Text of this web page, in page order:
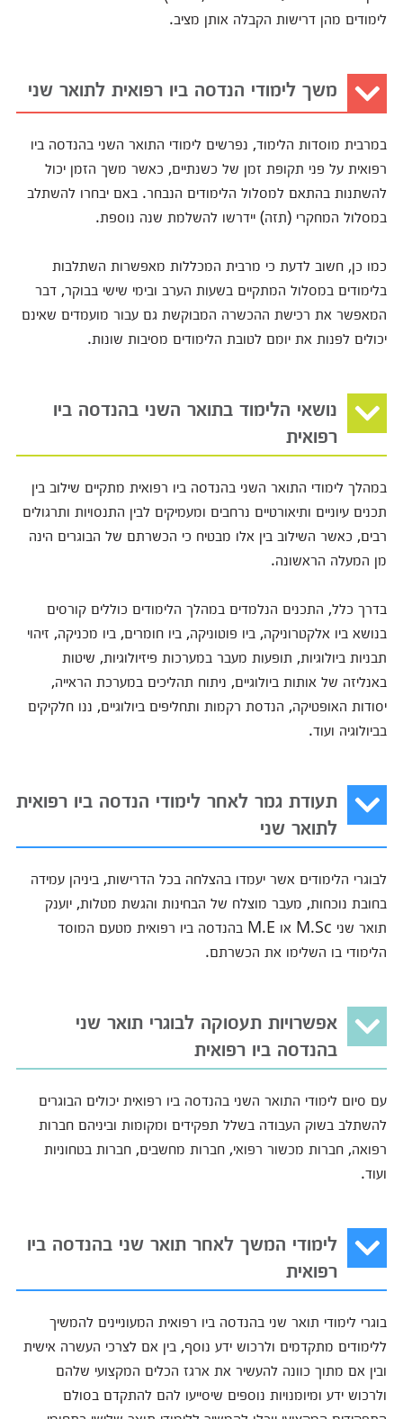
לימודים מהן דרישות הקבלה אותן מציב.
משך לימודי הנדסה ביו רפואית לתואר שני
במרבית מוסדות הלימוד, נפרשים לימודי התואר השני בהנדסה ביו
רפואית על פני תקופת זמן של כשנתיים, כאשר משך הזמן יכול
להשתנות בהתאם למסלול הלימודים הנבחר. באם יבחרו להשתלב
במסלול המחקרי (תזה) יידרשו להשלמת שנה נוספת.
כמו כן, חשוב לדעת כי מרבית המכללות מאפשרות השתלבות
בלימודים במסלול המתקיים בשעות הערב ובימי שישי בבוקר, דבר
המאפשר את רכישת ההכשרה המבוקשת גם עבור מועמדים שאינם
יכולים לפנות את יומם לטובת הלימודים מסיבות שונות.
נושאי הלימוד בתואר השני בהנדסה ביו
רפואית
במהלך לימודי התואר השני בהנדסה ביו רפואית מתקיים שילוב בין
תכנים עיוניים ותיאורטיים נרחבים ומעמיקים לבין התנסויות ותרגולים
רבים, כאשר השילוב בין אלו מבטיח כי הכשרתם של הבוגרים הינה
מן המעלה הראשונה.
בדרך כלל, התכנים הנלמדים במהלך הלימודים כוללים קורסים
בנושא ביו אלקטרוניקה, ביו פוטוניקה, ביו חומרים, ביו מכניקה, זיהוי
תבניות ביולוגיות, תופעות מעבר במערכות פיזיולוגיות, שיטות
באנליזה של אותות ביולוגיים, ניתוח תהליכים במערכת הראייה,
יסודות האופטיקה, הנדסת רקמות ותחליפים ביולוגיים, ננו חלקיקים
בביולוגיה ועוד.
תעודת גמר לאחר לימודי הנדסה ביו רפואית
לתואר שני
לבוגרי הלימודים אשר יעמדו בהצלחה בכל הדרישות, ביניהן עמידה
בחובת נוכחות, מעבר מוצלח של הבחינות והגשת מטלות, יוענק
תואר שני M.Sc או M.E בהנדסה ביו רפואית מטעם המוסד
הלימודי בו השלימו את הכשרתם.
אפשרויות תעסוקה לבוגרי תואר שני
בהנדסה ביו רפואית
עם סיום לימודי התואר השני בהנדסה ביו רפואית יכולים הבוגרים
להשתלב בשוק העבודה בשלל תפקידים ומקומות וביניהם חברות
רפואה, חברות מכשור רפואי, חברות מחשבים, חברות בטחוניות
ועוד.
לימודי המשך לאחר תואר שני בהנדסה ביו
רפואית
בוגרי לימודי תואר שני בהנדסה ביו רפואית המעוניינים להמשיך
ללימודים מתקדמים ולרכוש ידע נוסף, בין אם לצרכי העשרה אישית
ובין אם מתוך כוונה להעשיר את ארגז הכלים המקצועי שלהם
ולרכוש ידע ומיומנויות נוספים שיסייעו להם להתקדם בסולם